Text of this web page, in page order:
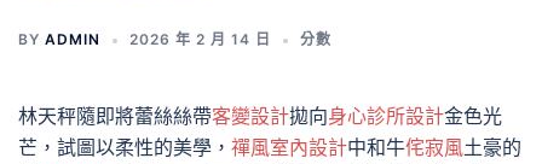
BY ADMIN 2026 年 2 月 14 日 分數
林天秤隨即將蕾絲絲帶客變設計拋向身心診所設計金色光
芒，試圖以柔性的美學， 禪風室內設計中和牛侘寂風土豪的